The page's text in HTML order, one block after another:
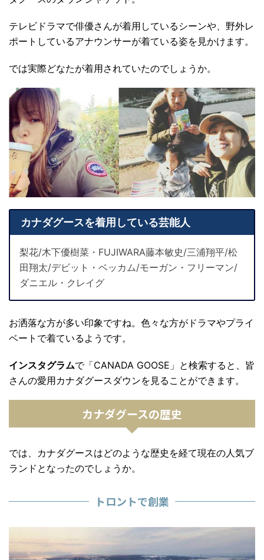
テレビドラマで俳優さんが着用しているシーンや、野外レ
ポートしているアナウンサーが着ている姿を見かけます。
では実際どなたが着用されていたのでしょうか。
カナダグースを着用している芸能人
梨花/木下優樹菜・FUJIWARA藤本敏史/三浦翔平/松
田翔太/デビット・ベッカム/モーガン・フリーマン/
ダニエル・クレイグ
お洒落な方が多い印象ですね。色々な方がドラマやプライ
ベートで着ているようです。
インスタグラムで「CANADA GOOSE 」と検索すると、皆
さんの愛用カナダグースダウンを見ることができます。
カナダグースの歴史
では、カナダグースはどのような歴史を経て現在の人気ブ
ランドとなったのでしょうか。
トロントで創業